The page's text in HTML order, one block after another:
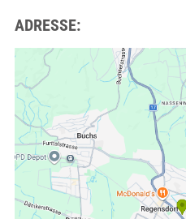
ADRESSE: